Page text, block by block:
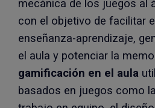
mecánica de los juegos al
con el objetivo de facilitar
enseñanza-aprendizaje,
el aula y potenciar la
gamificación en el aula
basados en juegos como